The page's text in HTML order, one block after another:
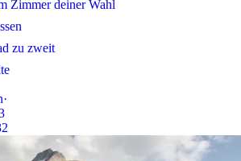
Zimmer deiner Wahl
zu zweit
·